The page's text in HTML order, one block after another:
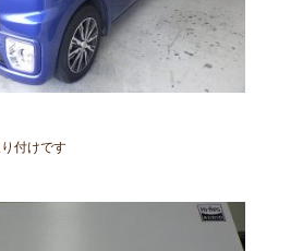
付けです